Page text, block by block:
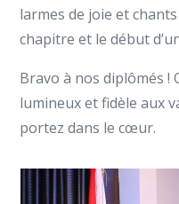
larmes de joie et
chapitre et le début
Bravo à nos diplômés !
lumineux et fidèle aux
portez dans le cœur.